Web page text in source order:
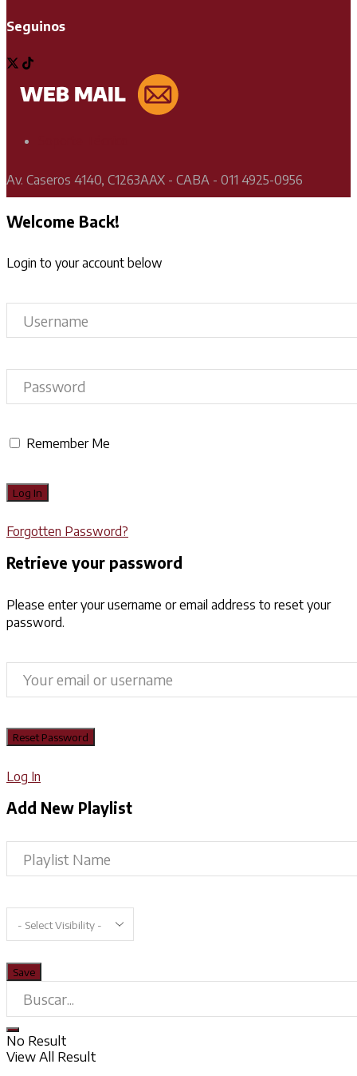
Seguinos
Av. Caseros 4140, C1263AAX - CABA - 011 4925-0956
Welcome Back!
Login to your account below
Remember Me
Forgotten Password?
Retrieve your password
Please enter your username or email address to reset your
password.
Log In
Add New Playlist
No Result
View All Result